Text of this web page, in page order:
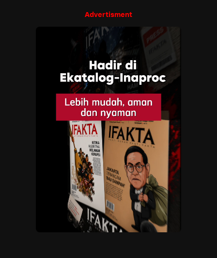
Advertisment